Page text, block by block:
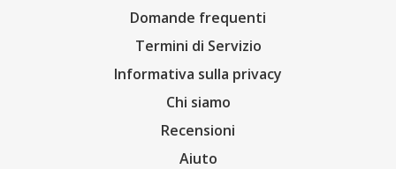
Domande frequenti
Termini di Servizio
Informativa sulla privacy
Chi siamo
Recensioni
Aiuto